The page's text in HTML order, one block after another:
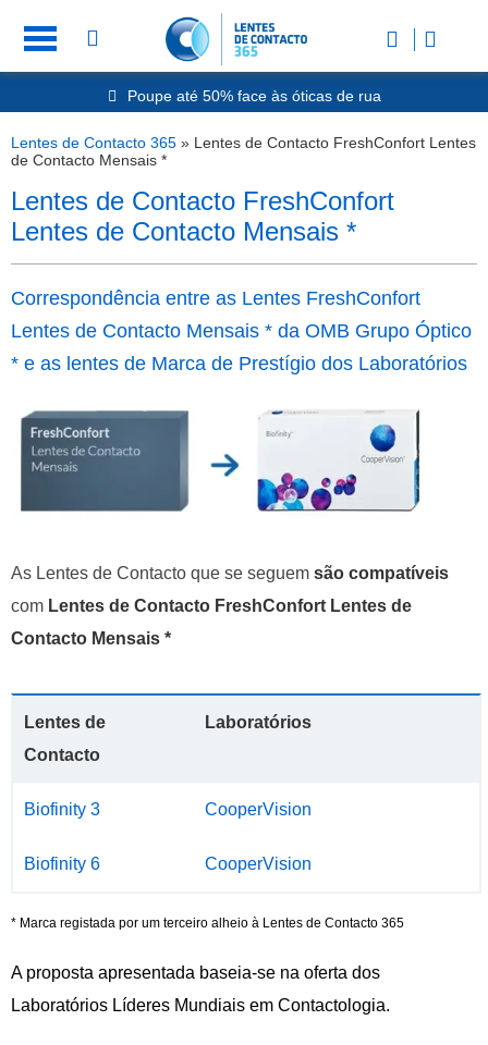
Poupe até 50% face às óticas de rua
Envio Rápido 24h a 48h
Nº1 na Opinião dos Clientes
Lentes de Contacto 365 » Lentes de Contacto FreshConfort Lentes
de Contacto Mensais *
Lentes de Contacto FreshConfort
Lentes de Contacto Mensais *
Correspondência entre as Lentes FreshConfort
Lentes de Contacto Mensais * da OMB Grupo Óptico
* e as lentes de Marca de Prestígio dos Laboratórios
As Lentes de Contacto que se seguem são compatíveis
com Lentes de Contacto FreshConfort Lentes de
Contacto Mensais *
Lentes de
Contacto
Laboratórios
Biofinity 3 CooperVision
Biofinity 6 CooperVision
* Marca registada por um terceiro alheio à Lentes de Contacto 365
A proposta apresentada baseia-se na oferta dos
Laboratórios Líderes Mundiais em Contactologia.